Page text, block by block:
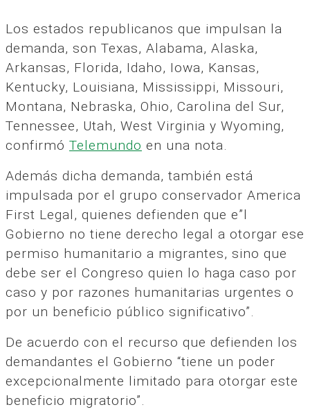
Los estados republicanos que impulsan la
demanda, son Texas, Alabama, Alaska,
Arkansas, Florida, Idaho, Iowa, Kansas,
Kentucky, Louisiana, Mississippi, Missouri,
Montana, Nebraska, Ohio, Carolina del Sur,
Tennessee, Utah, West Virginia y Wyoming,
confirmó Telemundo en una nota.
Además dicha demanda, también está
impulsada por el grupo conservador America
First Legal, quienes defienden que e”l
Gobierno no tiene derecho legal a otorgar ese
permiso humanitario a migrantes, sino que
debe ser el Congreso quien lo haga caso por
caso y por razones humanitarias urgentes o
por un beneficio público significativo”.
De acuerdo con el recurso que defienden los
demandantes el Gobierno “tiene un poder
excepcionalmente limitado para otorgar este
beneficio migratorio”.